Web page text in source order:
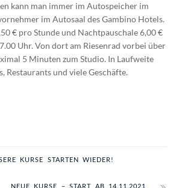
kann man immer im Autospeicher im
im Autosaal des Gambino Hotels.
€ pro Stunde und Nachtpauschale 6,00 €
Uhr. Von dort am Riesenrad vorbei über
5 Minuten zum Studio. In Laufweite
Restaurants und viele Geschäfte.
KURSE STARTEN WIEDER!
NEUE KURSE – START AB 14.11.2021